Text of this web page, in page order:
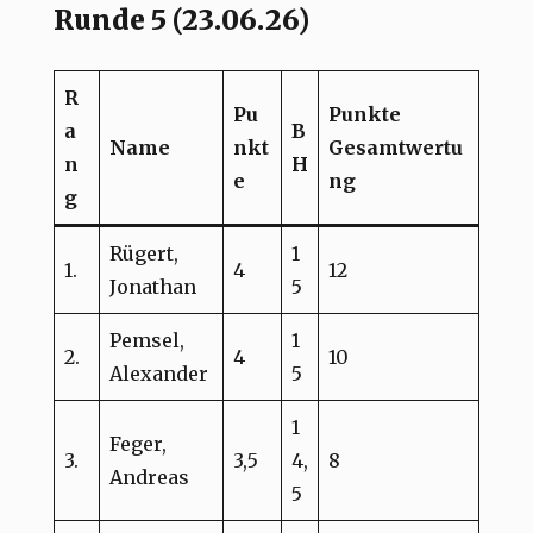
Runde 5 (23.06.26)
R
a
n
g
Name
Pu
nkt
e
B
H
Punkte
Gesamtwertu
ng
1.
Rügert,
Jonathan
4
1
5
12
2.
Pemsel,
Alexander
4
1
5
10
3.
Feger,
Andreas
3,5
1
4,
5
8